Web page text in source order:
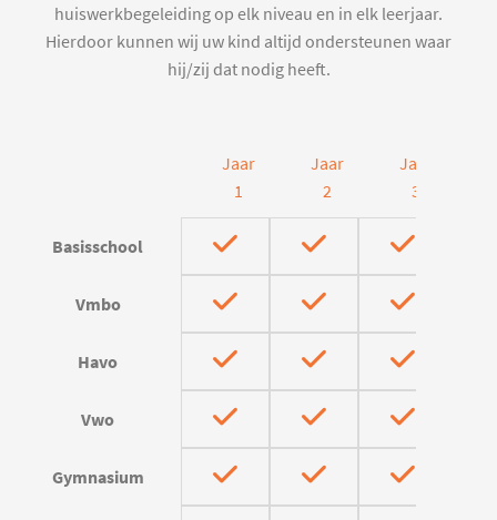
huiswerkbegeleiding op elk niveau en in elk leerjaar.
Hierdoor kunnen wij uw kind altijd ondersteunen waar
hij/zij dat nodig heeft.
Jaar
1
Jaar
2
Jaar
3
Basisschool
Vmbo
Havo
Vwo
Gymnasium